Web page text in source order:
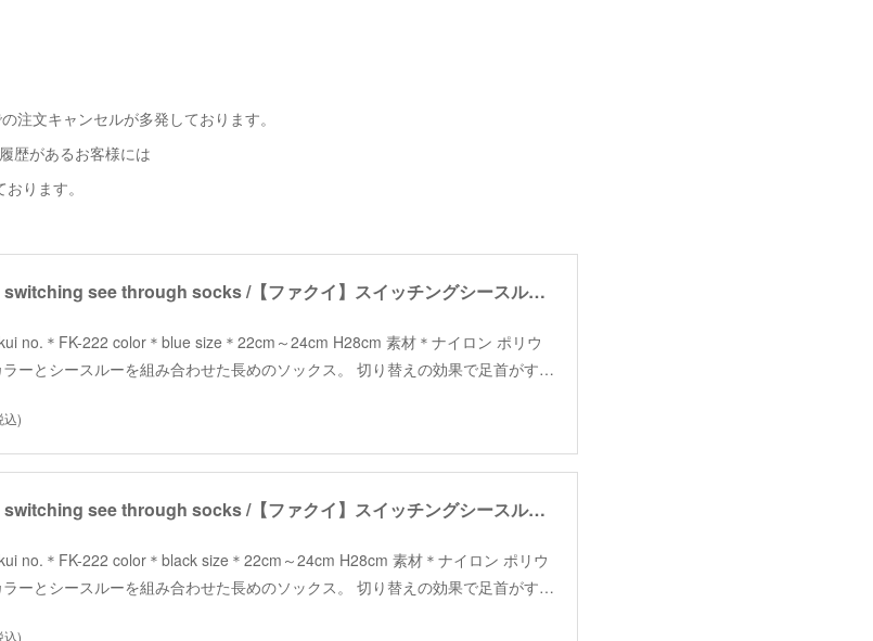
注文キャンセルが多発しております。
歴があるお客様には
ります。
【fakui】switching see through socks /【ファクイ】スイッチングシースルーソックス
no.＊FK-222 color＊blue size＊22cm～24cm H28cm 素材＊ナイロン ポリウ
ラーとシースルーを組み合わせた長めのソックス。 切り替えの効果で足首がす…
込)
【fakui】switching see through socks /【ファクイ】スイッチングシースルーソックス
no.＊FK-222 color＊black size＊22cm～24cm H28cm 素材＊ナイロン ポリウ
ラーとシースルーを組み合わせた長めのソックス。 切り替えの効果で足首がす…
込)